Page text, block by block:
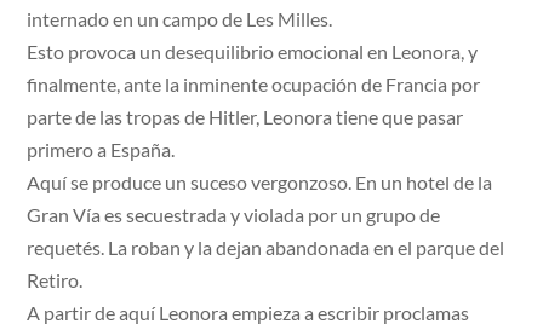
internado en un campo de Les Milles.
Esto provoca un desequilibrio emocional en Leonora, y
finalmente, ante la inminente ocupación de Francia por
parte de las tropas de Hitler, Leonora tiene que pasar
primero a España.
Aquí se produce un suceso vergonzoso. En un hotel de la
Gran Vía es secuestrada y violada por un grupo de
requetés. La roban y la dejan abandonada en el parque del
Retiro.
A partir de aquí Leonora empieza a escribir proclamas